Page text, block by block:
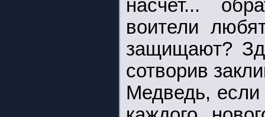
насчет...
воители
защищают?
сотворив
Медведь, если